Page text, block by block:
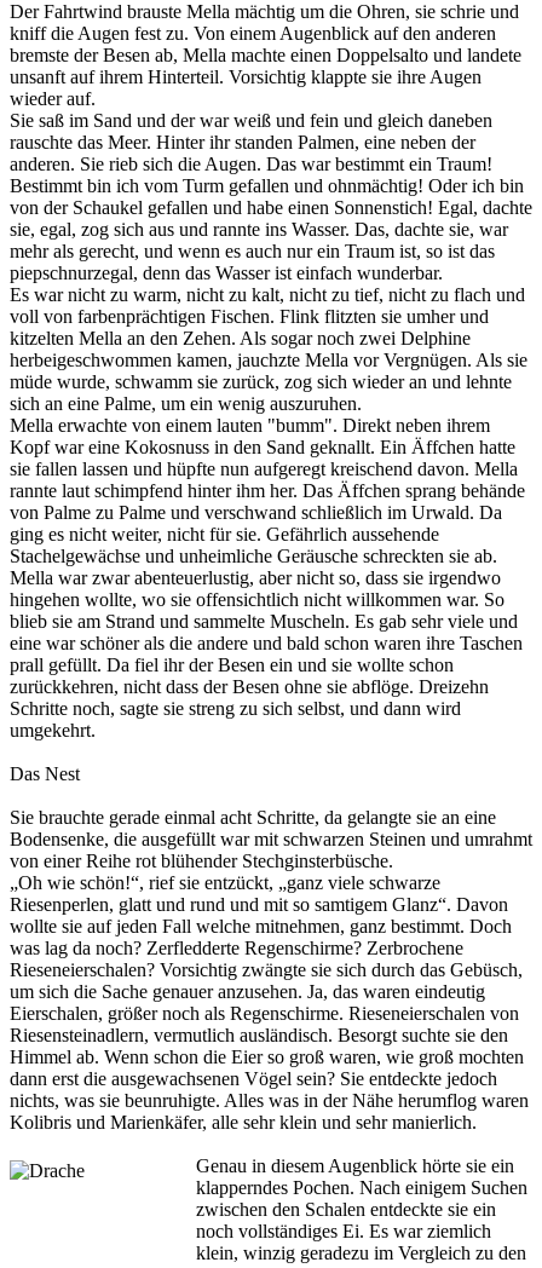
Der Fahrtwind brauste Mella mächtig um die Ohren, sie schrie und
kniff die Augen fest zu. Von einem Augenblick auf den anderen
bremste der Besen ab, Mella machte einen Doppelsalto und landete
unsanft auf ihrem Hinterteil. Vorsichtig klappte sie ihre Augen
wieder auf.
Sie saß im Sand und der war weiß und fein und gleich daneben
rauschte das Meer. Hinter ihr standen Palmen, eine neben der
anderen. Sie rieb sich die Augen. Das war bestimmt ein Traum!
Bestimmt bin ich vom Turm gefallen und ohnmächtig! Oder ich bin
von der Schaukel gefallen und habe einen Sonnenstich! Egal, dachte
sie, egal, zog sich aus und rannte ins Wasser. Das, dachte sie, war
mehr als gerecht, und wenn es auch nur ein Traum ist, so ist das
piepschnurzegal, denn das Wasser ist einfach wunderbar.
Es war nicht zu warm, nicht zu kalt, nicht zu tief, nicht zu flach und
voll von farbenprächtigen Fischen. Flink flitzten sie umher und
kitzelten Mella an den Zehen. Als sogar noch zwei Delphine
herbeigeschwommen kamen, jauchzte Mella vor Vergnügen. Als sie
müde wurde, schwamm sie zurück, zog sich wieder an und lehnte
sich an eine Palme, um ein wenig auszuruhen.
Mella erwachte von einem lauten "bumm". Direkt neben ihrem
Kopf war eine Kokosnuss in den Sand geknallt. Ein Äffchen hatte
sie fallen lassen und hüpfte nun aufgeregt kreischend davon. Mella
rannte laut schimpfend hinter ihm her. Das Äffchen sprang behände
von Palme zu Palme und verschwand schließlich im Urwald. Da
ging es nicht weiter, nicht für sie. Gefährlich aussehende
Stachelgewächse und unheimliche Geräusche schreckten sie ab.
Mella war zwar abenteuerlustig, aber nicht so, dass sie irgendwo
hingehen wollte, wo sie offensichtlich nicht willkommen war. So
blieb sie am Strand und sammelte Muscheln. Es gab sehr viele und
eine war schöner als die andere und bald schon waren ihre Taschen
prall gefüllt. Da fiel ihr der Besen ein und sie wollte schon
zurückkehren, nicht dass der Besen ohne sie abflöge. Dreizehn
Schritte noch, sagte sie streng zu sich selbst, und dann wird
umgekehrt.
Das Nest
Sie brauchte gerade einmal acht Schritte, da gelangte sie an eine
Bodensenke, die ausgefüllt war mit schwarzen Steinen und umrahmt
von einer Reihe rot blühender Stechginsterbüsche.
„Oh wie schön!“, rief sie entzückt, „ganz viele schwarze
Riesenperlen, glatt und rund und mit so samtigem Glanz“. Davon
wollte sie auf jeden Fall welche mitnehmen, ganz bestimmt. Doch
was lag da noch? Zerfledderte Regenschirme? Zerbrochene
Rieseneierschalen? Vorsichtig zwängte sie sich durch das Gebüsch,
um sich die Sache genauer anzusehen. Ja, das waren eindeutig
Eierschalen, größer noch als Regenschirme. Rieseneierschalen von
Riesensteinadlern, vermutlich ausländisch. Besorgt suchte sie den
Himmel ab. Wenn schon die Eier so groß waren, wie groß mochten
dann erst die ausgewachsenen Vögel sein? Sie entdeckte jedoch
nichts, was sie beunruhigte. Alles was in der Nähe herumflog waren
Kolibris und Marienkäfer, alle sehr klein und sehr manierlich.
Genau in diesem Augenblick hörte sie ein
klapperndes Pochen. Nach einigem Suchen
zwischen den Schalen entdeckte sie ein
noch vollständiges Ei. Es war ziemlich
klein, winzig geradezu im Vergleich zu den